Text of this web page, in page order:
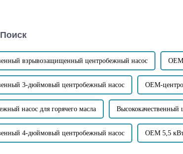
взрывозащищенный центробежный насос
3-дюймовый центробежный насос OEM-
насос для горячего масла Высококачественный
4-дюймовый центробежный насос OEM 5,5